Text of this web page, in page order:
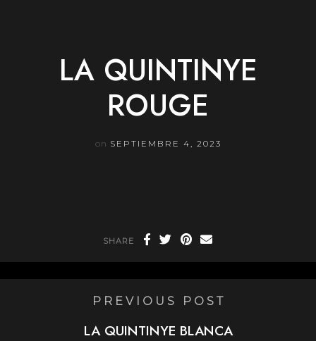
LA QUINTINYE
ROUGE
on SEPTIEMBRE 4, 2023
SHARE
PREVIOUS POST
LA QUINTINYE BLANCA